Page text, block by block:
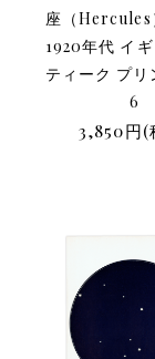
座（Hercules
1920年代 イ
ティーク プリ
6
3,850円(